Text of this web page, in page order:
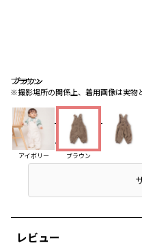
ブラウン
※撮影場所の関係上、着用画像は実物
ブラウン
ブラウン
アイボリー ブラウン
レビュー
アイテム説明